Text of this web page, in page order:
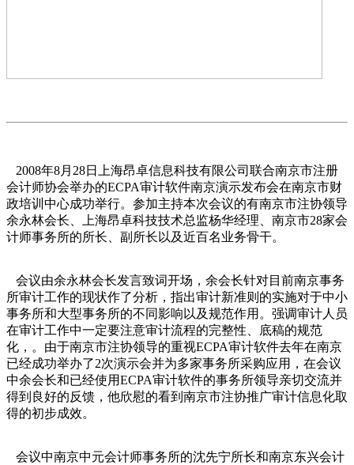
2008年8月28日上海昂卓信息科技有限公司联合南京市注册
会计师协会举办的ECPA审计软件南京演示发布会在南京市财
政培训中心成功举行。参加主持本次会议的有南京市注协领导
余永林会长、上海昂卓科技技术总监杨华经理、南京市28家会
计师事务所的所长、副所长以及近百名业务骨干。
会议由余永林会长发言致词开场，余会长针对目前南京事务
所审计工作的现状作了分析，指出审计新准则的实施对于中小
事务所和大型事务所的不同影响以及规范作用。强调审计人员
在审计工作中一定要注意审计流程的完整性、底稿的规范
化，。由于南京市注协领导的重视ECPA审计软件去年在南京
已经成功举办了2次演示会并为多家事务所采购应用，在会议
中余会长和已经使用ECPA审计软件的事务所领导亲切交流并
得到良好的反馈，他欣慰的看到南京市注协推广审计信息化取
得的初步成效。
会议中南京中元会计师事务所的沈先宁所长和南京东兴会计